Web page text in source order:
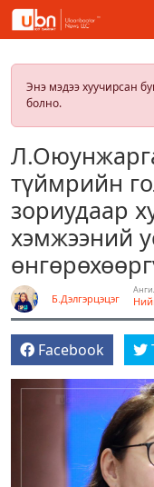
Энэ мэдээ хуучирсан
болно.
түймрийн
зориудаар
хэмжээний
Б.Дэлгэрцэцэг
Facebook